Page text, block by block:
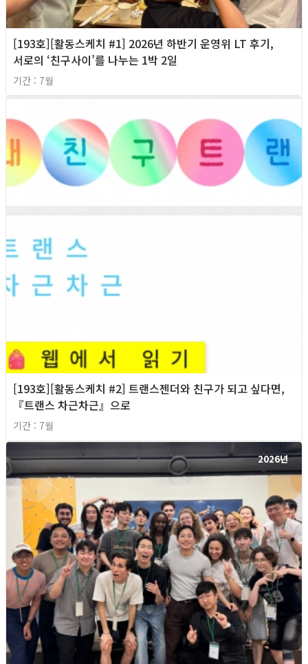
[193호][활동스케치 #1] 2026년 하반기 운영위 LT 후기,
서로의 ‘친구사이’를 나누는 1박 2일
기간 : 7월
[193호][활동스케치 #2] 트랜스젠더와 친구가 되고 싶다면,
『트랜스 차근차근』으로
기간 : 7월
2026년